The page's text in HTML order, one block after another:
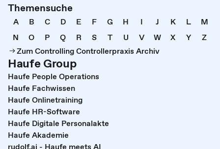
Themensuche
A B C D E F G H I J K L
M
N
O P Q R S T U V W X Y
Z
Zum Controlling Controllerpraxis Archiv
Haufe Group
Haufe People Operations
Haufe Fachwissen
Haufe Onlinetraining
Haufe HR-Software
Haufe Digitale Personalakte
Haufe Akademie
rudolf.ai - Haufe meets AI